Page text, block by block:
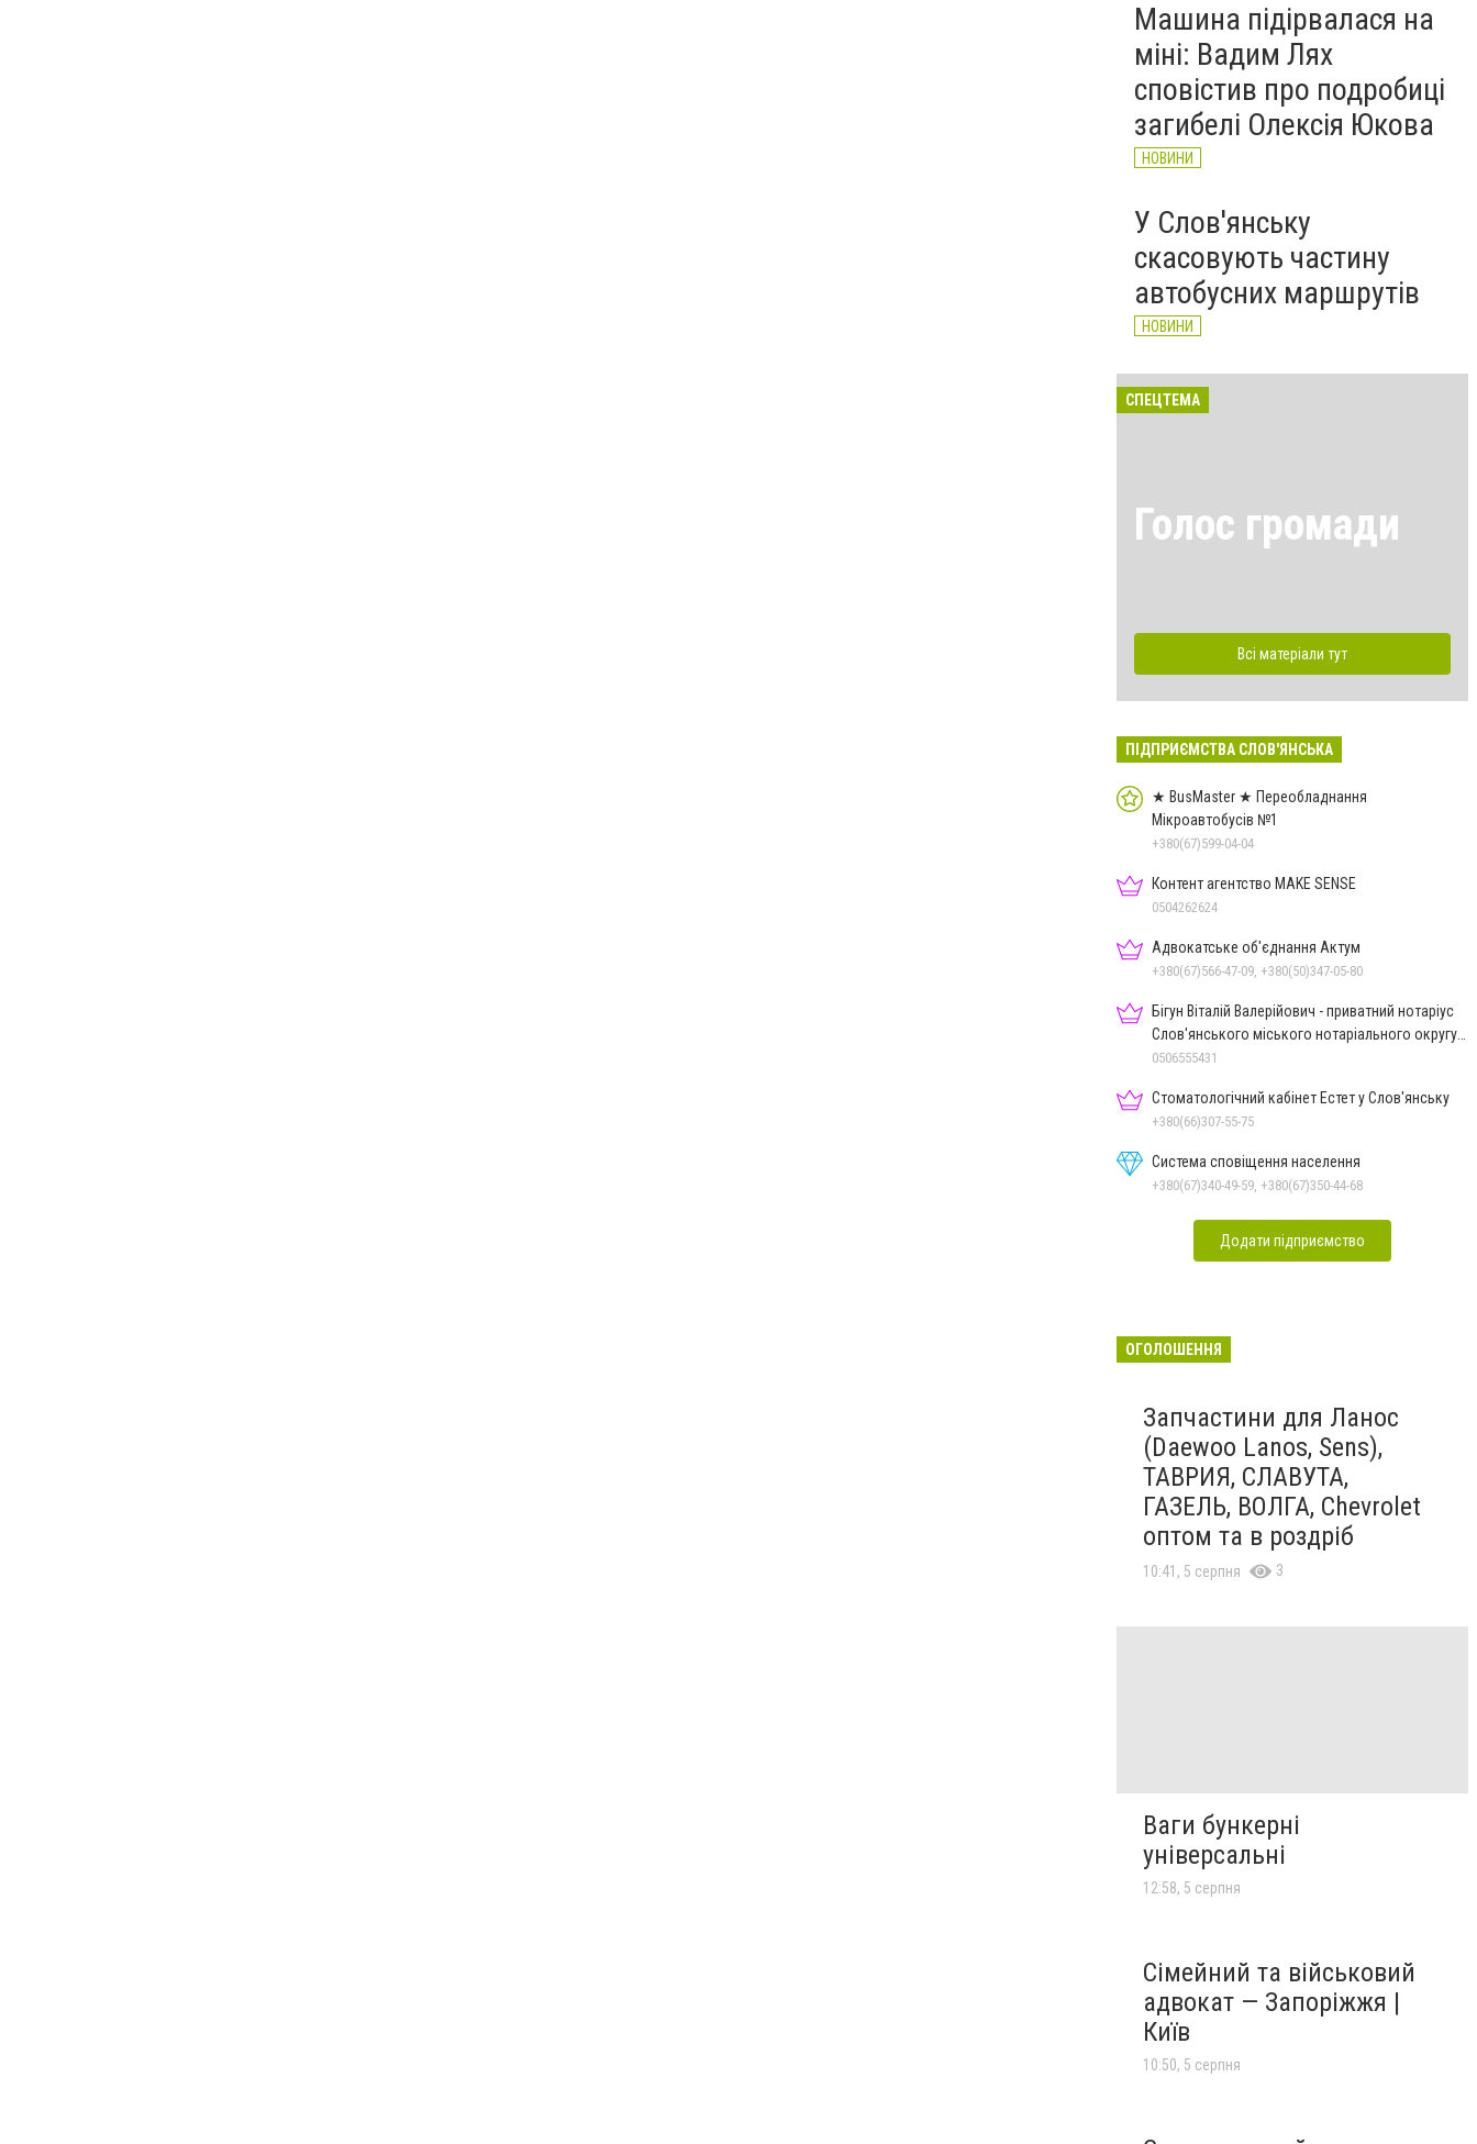
Машина підірвалася на
міні: Вадим Лях
сповістив про подробиці
загибелі Олексія Юкова
НОВИНИ
У Слов'янську
скасовують частину
автобусних маршрутів
НОВИНИ
СПЕЦТЕМА
Голос громади
Всі матеріали тут
ПІДПРИЄМСТВА СЛОВ'ЯНСЬКА
★ BusMaster ★ Переобладнання
Мікроавтобусів №1
+380(67)599-04-04
Контент агентство MAKE SENSE
0504262624
Адвокатське об'єднання Актум
+380(67)566-47-09, +380(50)347-05-80
Бігун Віталій Валерійович - приватний нотаріус
Слов'янського міського нотаріального округу
Дон.обл.
0506555431
Стоматологічний кабінет Естет у Слов'янську
+380(66)307-55-75
Система сповіщення населення
+380(67)340-49-59, +380(67)350-44-68
Додати підприємство
ОГОЛОШЕННЯ
Запчастини для Ланос
(Daewoo Lanos, Sens),
ТАВРИЯ, СЛАВУТА,
ГАЗЕЛЬ, ВОЛГА, Chevrolet
оптом та в роздріб
10:41, 5 серпня 3
Ваги бункерні
універсальні
12:58, 5 серпня
Сімейний та військовий
адвокат — Запоріжжя |
Київ
10:50, 5 серпня